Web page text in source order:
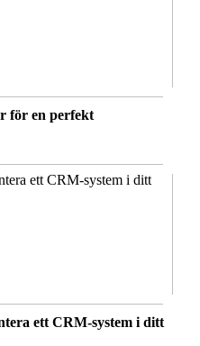
för en perfekt
ett CRM-system i ditt